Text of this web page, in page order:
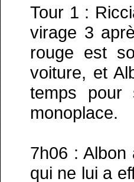
Tour 1 :
virage 3
rouge est
voiture, et
temps pour
monoplace.
7h06 : Albon
qui ne lui a